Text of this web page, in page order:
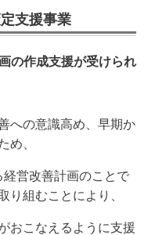
支援事業
の作成支援が受けられ
への意識高め、早期か
め、
営改善計画のことで
り組むことにより、
おこなえるように支援